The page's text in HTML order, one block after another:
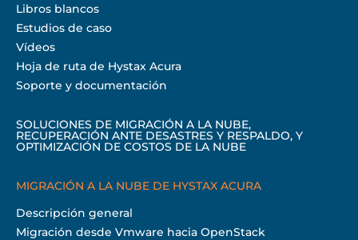
Libros blancos
Estudios de caso
Vídeos
Hoja de ruta de Hystax Acura
Soporte y documentación
SOLUCIONES DE MIGRACIÓN A LA NUBE,
RECUPERACIÓN ANTE DESASTRES Y RESPALDO, Y
OPTIMIZACIÓN DE COSTOS DE LA NUBE
MIGRACIÓN A LA NUBE DE HYSTAX ACURA
Descripción general
Migración desde Vmware hacia OpenStack